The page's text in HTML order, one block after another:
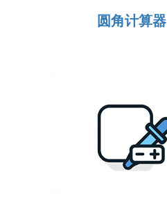
圆角计算器